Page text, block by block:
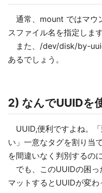
通常、mount ではマウ
スファイル名を指定します
また、/dev/disk/by-
あるでしょう。
2) なんでUUIDを
UUID,便利ですよね。
い」一意なタグを割り当
を間違いなく判別するの
でも、このUUIDの困っ
マットするとUUIDが変わ